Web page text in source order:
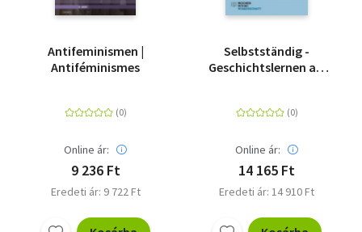
Antifeminismen |
Antiféminismes
Online ár:
9 236 Ft
Eredeti ár: 9 722 Ft
Selbstständig -
Geschichtslernen als
Festschrift für Andreas
Geburtstag
Online ár:
14 165 Ft
Eredeti ár: 14 910 Ft